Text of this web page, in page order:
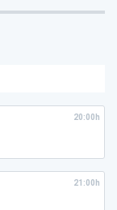
20:00h
21:00h